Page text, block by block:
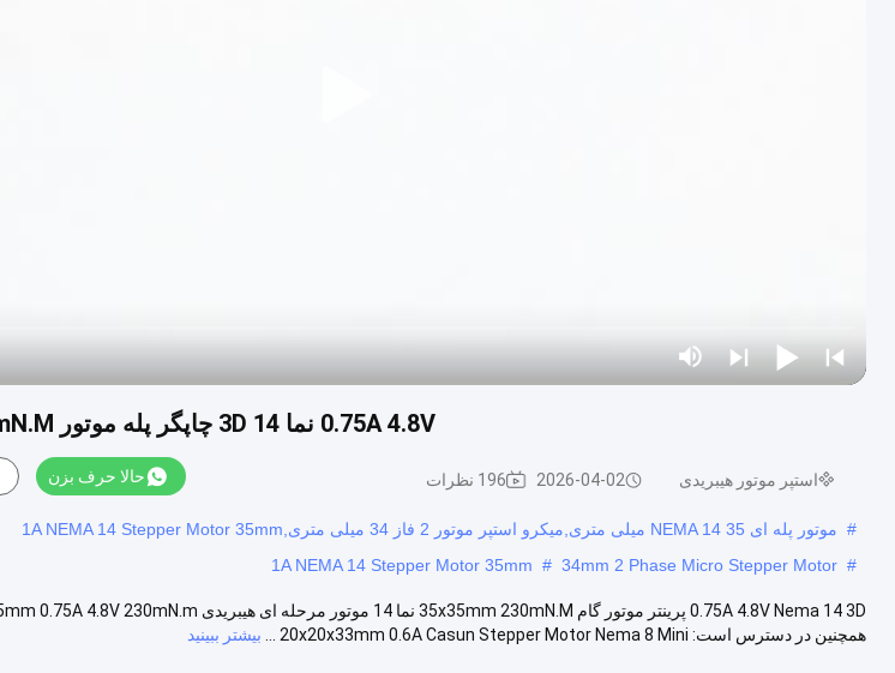
0.75A 4.8V نما 14 3D چاپگر پله موتور 35x35mm 230mN.M
استپر موتور هیبریدی 2026-04-02 196 نظرات حالا حرف بزن
# موتور پله ای NEMA 14 35 میلی متری,میکرو استپر موتور 2 فاز 34 میلی متری,1A NEMA 14 Stepper Motor 35mm
#
34mm 2 Phase Micro Stepper Motor
#
1A NEMA 14 Stepper Motor 35mm
همچنین در دسترس است: 20x20x33mm 0.6A Casun Stepper Motor Nema 8 Mini ...
بیشتر ببینید